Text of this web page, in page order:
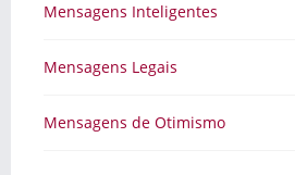
Mensagens Inteligentes
Mensagens Legais
Mensagens de Otimismo